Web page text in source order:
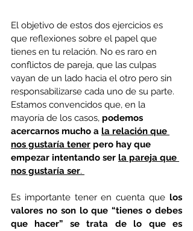
El objetivo de estos dos ejercicios es
que reflexiones sobre el papel que
tienes en tu relación. No es raro en
conflictos de pareja, que las culpas
vayan de un lado hacia el otro pero sin
responsabilizarse cada uno de su parte.
Estamos convencidos que, en la
mayoría de los casos, podemos
acercarnos mucho a la relación que
nos gustaría tener pero hay que
empezar intentando ser la pareja que
nos gustaría ser.
Es importante tener en cuenta que los
valores no son lo que “tienes o debes
que hacer” se trata de lo que es